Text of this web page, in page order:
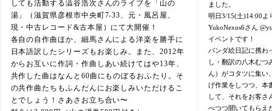
しても活動する澁谷浩次さんのライブを「山の
湯」（滋賀県彦根市中央町7-33、元・風呂屋、
現・中古レコード&古本屋）にて大開催！
各自の自作曲ほか、細馬さんによる洋楽を勝手に
日本語訳したシリーズもお楽しみ。また、2012年
からお互いに作詞・作曲しあい続けてはや13年、
共作した曲はなんと60曲にものぼるおふたり。そ
の共作曲たちもふんだんにお楽しみいただけるこ
とでしょう！さあさお立ち合い〜
ました。
明日3/15(土)14:00よ
YukoNexus6さん
イベントです！
パンダ絵日記に携わ
し・翻訳の八木むつ
ん）がコタツに集い
げ作業をしつつ、本
して、それをお客さ
べつつ聞いてもらえ